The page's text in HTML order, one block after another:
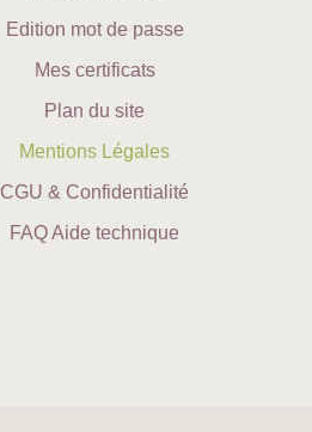
Edition mot de passe
Mes certificats
Plan du site
Mentions Légales
CGU & Confidentialité
FAQ Aide technique